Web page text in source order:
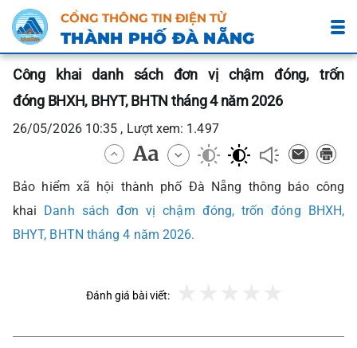
CỔNG THÔNG TIN ĐIỆN TỬ
THÀNH PHỐ ĐÀ NẴNG
Công khai danh sách đơn vị chậm đóng, trốn
đóng BHXH, BHYT, BHTN tháng 4 năm 2026
26/05/2026 10:35 , Lượt xem: 1.497
Bảo hiểm xã hội thành phố Đà Nẵng thông báo công
khai Danh sách đơn vị chậm đóng, trốn đóng BHXH,
BHYT, BHTN tháng 4 năm 2026.
Đánh giá bài viết: